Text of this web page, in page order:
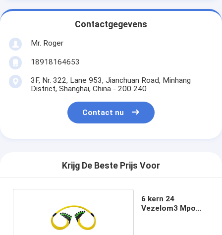
Contactgegevens
Mr. Roger
18918164653
3F, Nr. 322, Lane 953, Jianchuan Road, Minhang
District, Shanghai, China - 200 240
Contact nu
Krijg De Beste Prijs Voor
6 kern 24
Vezelom3 Mpo